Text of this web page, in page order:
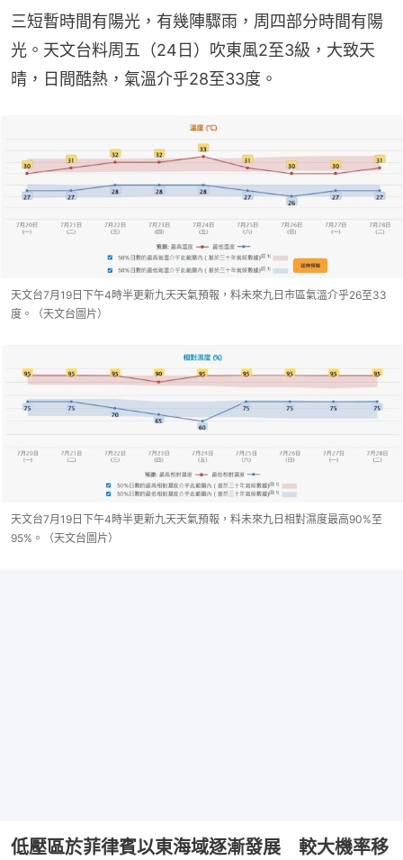
三短暫時間有陽光，有幾陣驟雨，周四部分時間有陽
光。天文台料周五（24日）吹東風2至3級，大致天
晴，日間酷熱，氣溫介乎28至33度。
天文台7月19日下午4時半更新九天天氣預報，料未來九日市區氣溫介乎26至33
度。（天文台圖片）
天文台7月19日下午4時半更新九天天氣預報，料未來九日相對濕度最高90%至
95%。（天文台圖片）
低壓區於菲律賓以東海域逐漸發展 較大機率移